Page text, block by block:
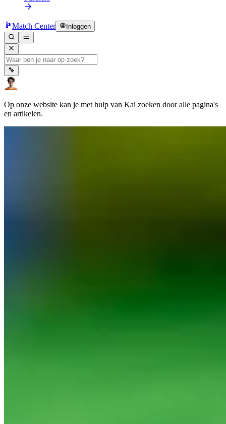
Match Center Inloggen
Op onze website kan je met hulp van Kai zoeken door alle pagina's
en artikelen.